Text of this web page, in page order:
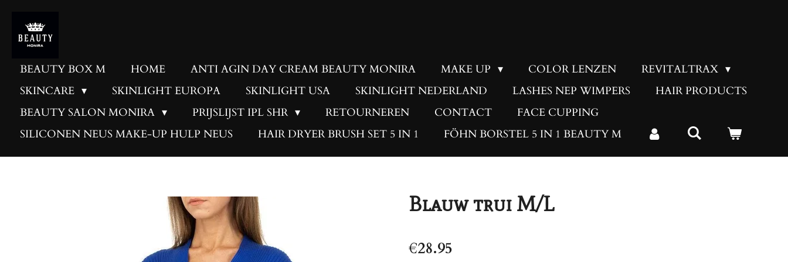
main
BEAUTY BOX M HOME ANTI AGIN DAY CREAM BEAUTY MONIRA MAKE UP COLOR LENZEN
REVITALTRAX
SKINCARE
SKINLIGHT EUROPA SKINLIGHT USA SKINLIGHT NEDERLAND LASHES NEP WIMPERS
HAIR PRODUCTS
BEAUTY SALON MONIRA
PRIJSLIJST IPL SHR RETOURNEREN CONTACT
FACE CUPPING
SILICONEN NEUS MAKE-UP HULP NEUS
HAIR DRYER BRUSH SET 5 IN 1 FÖHN BORSTEL 5 IN 1 BEAUTY M
Blauw trui M/L
€28.95